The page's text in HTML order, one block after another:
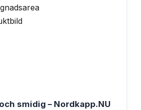
smidig – Nordkapp.NU